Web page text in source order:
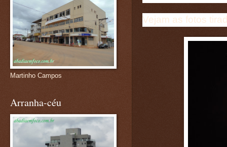
Vejam as fotos
Martinho Campos
Arranha-céu